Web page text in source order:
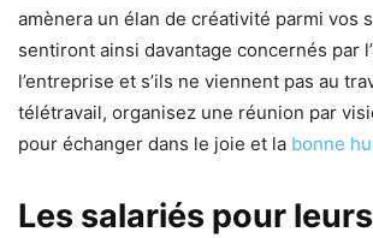
amènera un élan de créativité parmi vos
sentiront ainsi davantage concernés par
l’entreprise et s’ils ne viennent pas au
télétravail, organisez une réunion par
pour échanger dans le joie et la bonne
Les salariés pour